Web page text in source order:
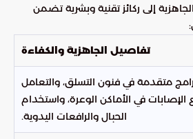
إلى ركائز تقنية وبشرية تضمن
تفاصيل الجاهزية والكفاءة
متقدمة في فنون التسلق، والتعامل
الإصابات في الأماكن الوعرة، واستخدام
الحبال والرافعات اليدوية.